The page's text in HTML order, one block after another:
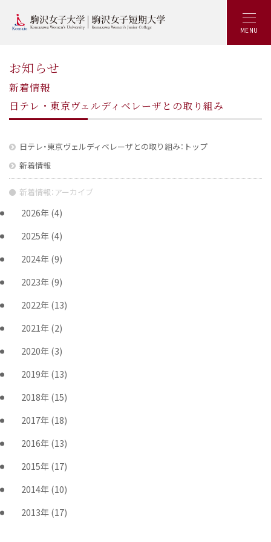
MENU
お知らせ
新着情報
日テレ・東京ヴェルディベレーザとの取り組み
日テレ・東京ヴェルディベレーザとの取り組み：トップ
新着情報
新着情報：アーカイブ
2026年(4)
2025年(4)
2024年(9)
2023年(9)
2022年(13)
2021年(2)
2020年(3)
2019年(13)
2018年(15)
2017年(18)
2016年(13)
2015年(17)
2014年(10)
2013年(17)